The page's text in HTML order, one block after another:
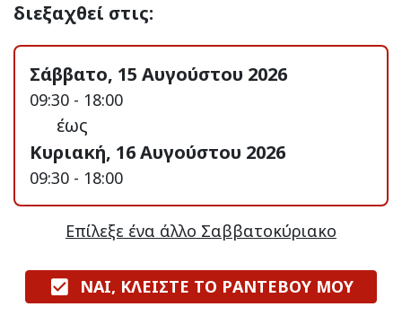
διεξαχθεί στις:
Σάββατο, 15 Αυγούστου 2026
09:30 - 18:00
έως
Κυριακή, 16 Αυγούστου 2026
09:30 - 18:00
Επίλεξε ένα άλλο Σαββατοκύριακο
ΝΑΙ, ΚΛΕΙΣΤΕ ΤΟ ΡΑΝΤΕΒΟΥ ΜΟΥ